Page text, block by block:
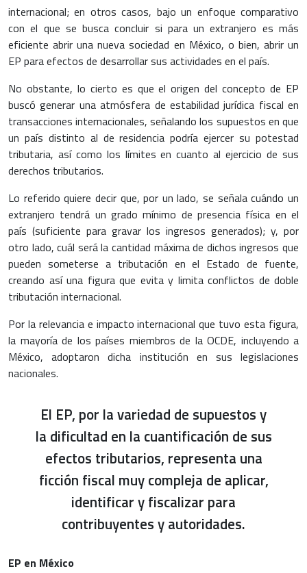
internacional; en otros casos, bajo un enfoque comparativo
con el que se busca concluir si para un extranjero es más
eficiente abrir una nueva sociedad en México, o bien, abrir un
EP para efectos de desarrollar sus actividades en el país.
No obstante, lo cierto es que el origen del concepto de EP
buscó generar una atmósfera de estabilidad jurídica fiscal en
transacciones internacionales, señalando los supuestos en que
un país distinto al de residencia podría ejercer su potestad
tributaria, así como los límites en cuanto al ejercicio de sus
derechos tributarios.
Lo referido quiere decir que, por un lado, se señala cuándo un
extranjero tendrá un grado mínimo de presencia física en el
país (suficiente para gravar los ingresos generados); y, por
otro lado, cuál será la cantidad máxima de dichos ingresos que
pueden someterse a tributación en el Estado de fuente,
creando así una figura que evita y limita conflictos de doble
tributación internacional.
Por la relevancia e impacto internacional que tuvo esta figura,
la mayoría de los países miembros de la OCDE, incluyendo a
México, adoptaron dicha institución en sus legislaciones
nacionales.
El EP, por la variedad de supuestos y
la dificultad en la cuantificación de sus
efectos tributarios, representa una
ficción fiscal muy compleja de aplicar,
identificar y fiscalizar para
contribuyentes y autoridades.
EP en México